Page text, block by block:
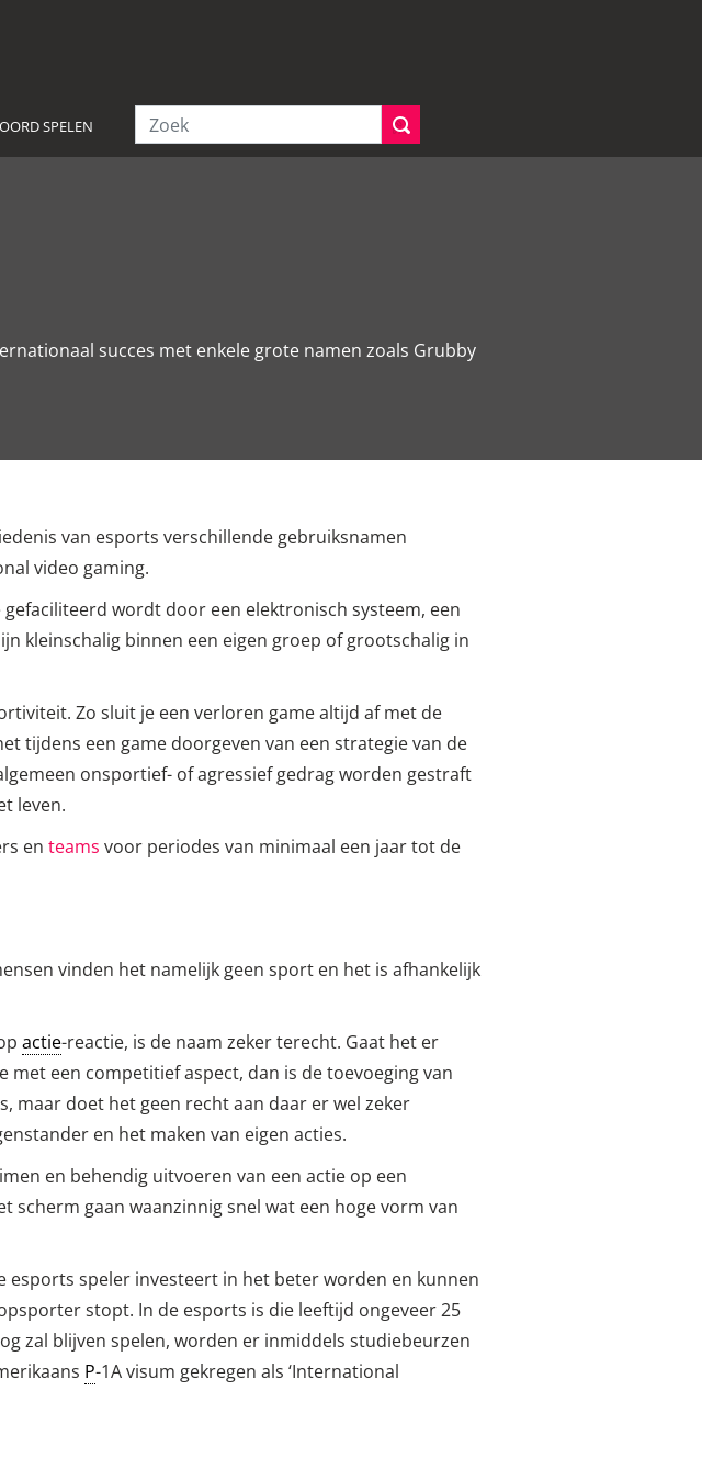
SPELEN
succes met enkele grote namen zoals Grubby
van esports verschillende gebruiksnamen
video gaming.
wordt door een elektronisch systeem, een
kleinschalig binnen een eigen groep of grootschalig in
Zo sluit je een verloren game altijd af met de
tijdens een game doorgeven van een strategie van de
onsportief- of agressief gedrag worden gestraft
leven.
en teams voor periodes van minimaal een jaar tot de
vinden het namelijk geen sport en het is afhankelijk
actie-reactie, is de naam zeker terecht. Gaat het er
een competitief aspect, dan is de toevoeging van
maar doet het geen recht aan daar er wel zeker
en het maken van eigen acties.
en behendig uitvoeren van een actie op een
scherm gaan waanzinnig snel wat een hoge vorm van
speler investeert in het beter worden en kunnen
stopt. In de esports is die leeftijd ongeveer 25
zal blijven spelen, worden er inmiddels studiebeurzen
P-1A visum gekregen als ‘International